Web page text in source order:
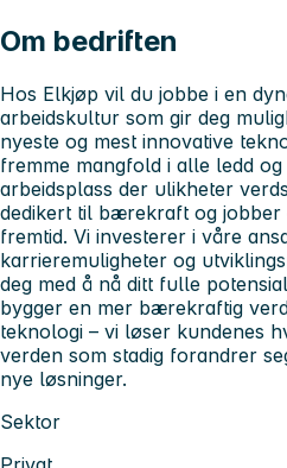
Om bedriften
Hos Elkjøp vil du jobbe i en
arbeidskultur som gir deg
nyeste og mest innovative
fremme mangfold i alle ledd
arbeidsplass der ulikheter
dedikert til bærekraft og
fremtid. Vi investerer i våre
karrieremuligheter og
deg med å nå ditt fulle
bygger en mer bærekraftig
teknologi – vi løser kundenes
verden som stadig forandrer
nye løsninger.
Sektor